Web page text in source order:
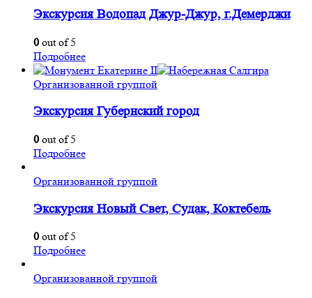
Экскурсия Водопад Джур-Джур, г.Демерджи
0 out of 5
Подробнее
Организованной группой
Экскурсия Губернский город
0 out of 5
Подробнее
Организованной группой
Экскурсия Новый Свет, Судак, Коктебель
0 out of 5
Подробнее
Организованной группой